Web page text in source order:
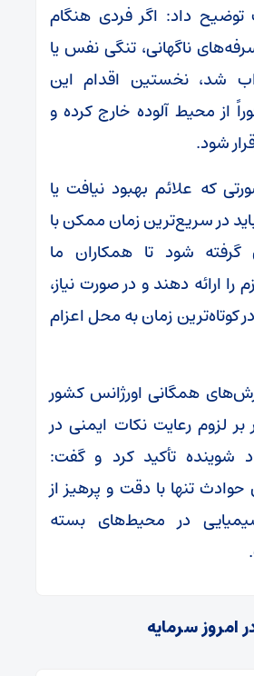
داد: اگر فردی هنگام
ناگهانی، تنگی نفس یا
شد، نخستین اقدام این
از محیط آلوده خارج کرده و
شود.
که علائم بهبود نیافت یا
در سریع‌ترین زمان ممکن با
گرفته شود تا همکاران ما
را ارائه دهند و در صورت نیاز،
زمان به محل اعزام
همگانی اورژانس کشور
بر لزوم رعایت نکات ایمنی در
شوینده تأکید کرد و گفت:
تنها با دقت و پرهیز از
در محیط‌های بسته
امروز سرمایه